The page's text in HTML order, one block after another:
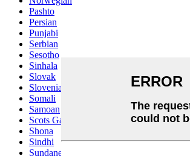
Pashto
Persian
Punjabi
Serbian
Sesotho
Sinhala
Slovak
Slovenian
Somali
Samoan
Scots Gaelic
Shona
Sindhi
Sundanese